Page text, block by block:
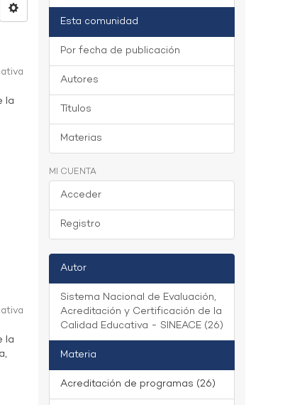
la
la
Esta comunidad
Por fecha de publicación
Autores
Títulos
Materias
MI CUENTA
Acceder
Registro
Autor
Sistema Nacional de Evaluación,
Acreditación y Certificación de la
Calidad Educativa - SINEACE (26)
Materia
Acreditación de programas (26)